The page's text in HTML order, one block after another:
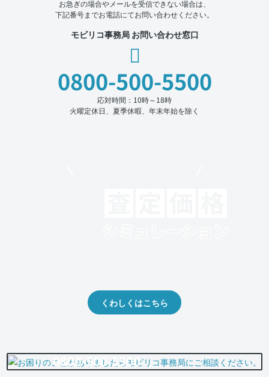
お急ぎの場合やメールを受信できない場合は、
下記番号までお電話にてお問い合わせください。
モビリコ事務局 お問い合わせ窓口
0800-500-5500
応対時間：10時～18時
火曜定休日、夏季休暇、年末年始を除く
くわしくはこちら
0800-500-5500